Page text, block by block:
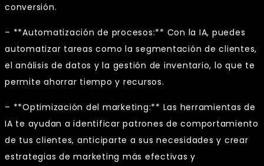
conversión.
– **Automatización de procesos:** Con la IA, puedes
automatizar tareas como la segmentación de clientes,
el análisis de datos y la gestión de inventario, lo que te
permite ahorrar tiempo y recursos.
– **Optimización del marketing:** Las herramientas de
IA te ayudan a identificar patrones de comportamiento
de tus clientes, anticiparte a sus necesidades y crear
estrategias de marketing más efectivas y